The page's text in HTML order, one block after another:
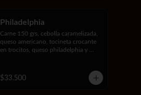
Philadelphia
Carne 150 grs, cebolla caramelizada,
queso americano, tocineta crocante
en trocitos, queso philadelphia y
$33.500